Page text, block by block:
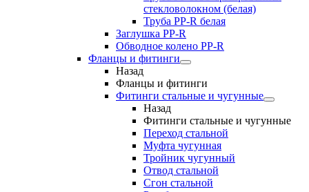
стекловолокном (белая)
Труба РР-R белая
Заглушка PP-R
Обводное колено PP-R
Фланцы и фитинги
Назад
Фланцы и фитинги
Фитинги стальные и чугунные
Назад
Фитинги стальные и чугунные
Переход стальной
Муфта чугунная
Тройник чугунный
Отвод стальной
Сгон стальной